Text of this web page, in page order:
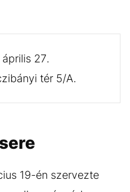
27.
tér 5/A.
19-én szervezte